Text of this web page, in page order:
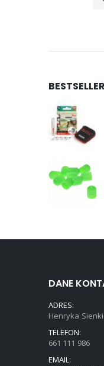
DANE
ADRES:
Henryka
TELEFON:
661 111 986
EMAIL: